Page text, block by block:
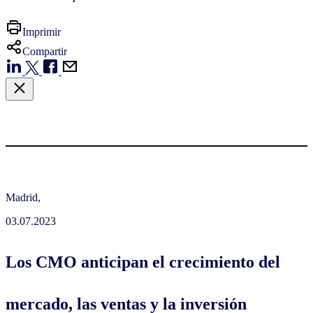
Imprimir
Compartir
Madrid,
03.07.2023
Los CMO anticipan el crecimiento del
mercado, las ventas y la inversión